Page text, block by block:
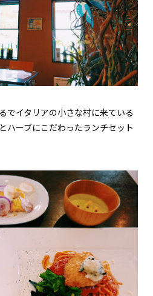
でイタリアの小さな村に来ている
ハーブにこだわったランチセット